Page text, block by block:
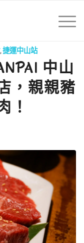
,捷運中山站
中山
，親親豬
！